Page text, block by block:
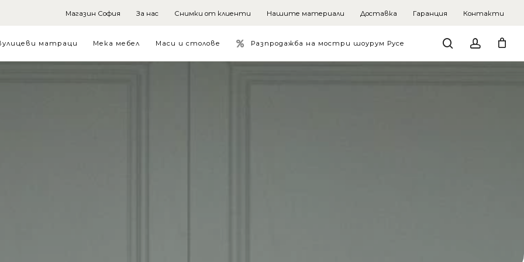
Магазин София За нас Снимки от клиенти Нашите материали Доставка Гаранция Контакти
матраци Мека мебел Маси и столове Разпродажба на мостри шоурум Русе searchaccount